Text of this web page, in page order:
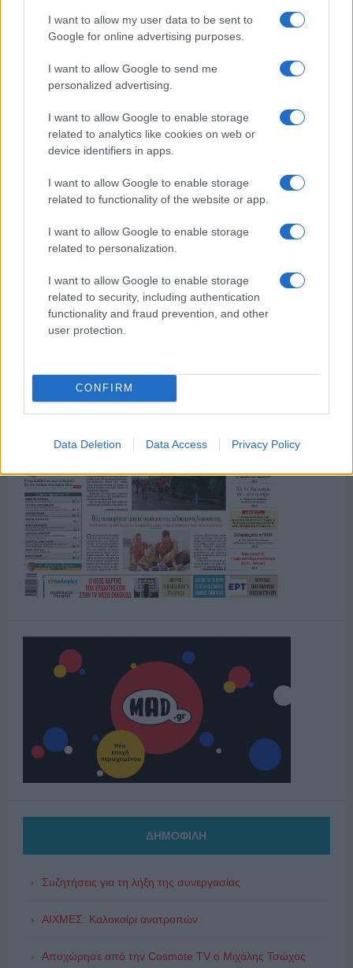
I want to allow my user data to be sent to
Google for online advertising purposes.
I want to allow Google to send me
personalized advertising.
I want to allow Google to enable storage
related to analytics like cookies on web or
device identifiers in apps.
I want to allow Google to enable storage
related to functionality of the website or app.
I want to allow Google to enable storage
related to personalization.
I want to allow Google to enable storage
related to security, including authentication
functionality and fraud prevention, and other
user protection.
CONFIRM
Data Deletion Data Access Privacy Policy
πολιτισμός που μας ενώνει κάθε μέρα.
ΟΣΑ ΧΡΕΙΑΖΕΣΑΙ
ΓΙΑ ΤΟ ΚΑΛΟΚΑΙΡΙ ΣΟΥ →
ΔΗΜΟΦΙΛΗ
Συζητήσεις για τη λήξη της συνεργασίας
ΑΙΧΜΕΣ: Καλοκαίρι ανατροπών
Αποχώρησε από την Cosmote TV o Μιχάλης Τσώχος